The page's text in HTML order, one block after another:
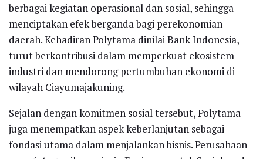
berbagai kegiatan operasional dan sosial, sehingga
menciptakan efek berganda bagi perekonomian
daerah. Kehadiran Polytama dinilai Bank Indonesia,
turut berkontribusi dalam memperkuat ekosistem
industri dan mendorong pertumbuhan ekonomi di
wilayah Ciayumajakuning.
Sejalan dengan komitmen sosial tersebut, Polytama
juga menempatkan aspek keberlanjutan sebagai
fondasi utama dalam menjalankan bisnis. Perusahaan